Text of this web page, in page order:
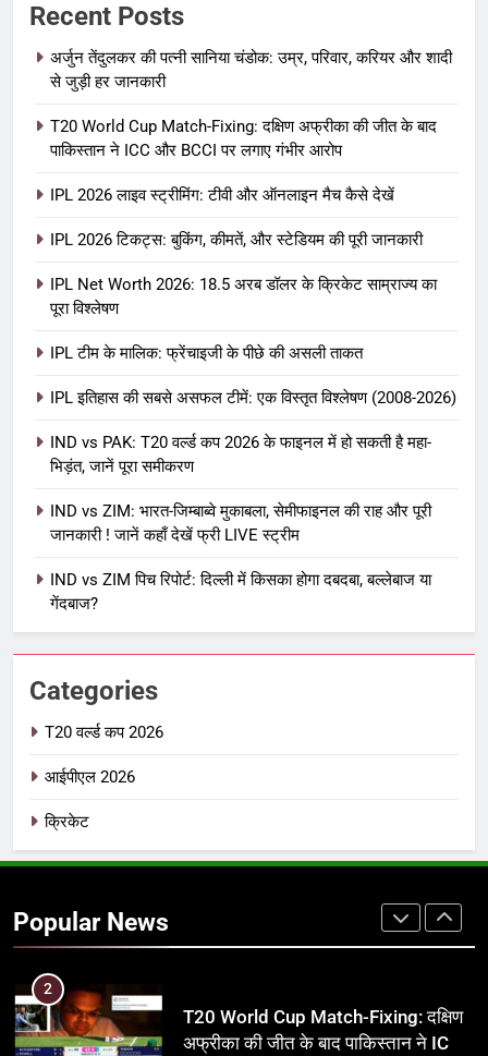
Recent Posts
अर्जुन तेंदुलकर की पत्नी सानिया चंडोक: उम्र, परिवार, करियर और शादी
से जुड़ी हर जानकारी
T20 World Cup Match-Fixing: दक्षिण अफ्रीका की जीत के बाद
पाकिस्तान ने ICC और BCCI पर लगाए गंभीर आरोप
IPL 2026 लाइव स्ट्रीमिंग: टीवी और ऑनलाइन मैच कैसे देखें
IPL 2026 टिकट्स: बुकिंग, कीमतें, और स्टेडियम की पूरी जानकारी
IPL Net Worth 2026: 18.5 अरब डॉलर के क्रिकेट साम्राज्य का
पूरा विश्लेषण
IPL टीम के मालिक: फ्रेंचाइजी के पीछे की असली ताकत
IPL इतिहास की सबसे असफल टीमें: एक विस्तृत विश्लेषण (2008-2026)
IND vs PAK: T20 वर्ल्ड कप 2026 के फाइनल में हो सकती है महा-
भिड़ंत, जानें पूरा समीकरण
IND vs ZIM: भारत-जिम्बाब्वे मुकाबला, सेमीफाइनल की राह और पूरी
जानकारी ! जानें कहाँ देखें फ्री LIVE स्ट्रीम
IND vs ZIM पिच रिपोर्ट: दिल्ली में किसका होगा दबदबा, बल्लेबाज या
गेंदबाज?
Categories
T20 वर्ल्ड कप 2026
आईपीएल 2026
क्रिकेट
Popular News
IPL Net Worth 2026: 18.5 अरब डॉलर
आईपीएल 2026 क्रिकेट
IPL टीम के मालिक: फ्रेंचाइजी के पीछे की
असली ताकत
आईपीएल 2026 क्रिकेट
IPL इतिहास की सबसे असफल टीमें: एक
8
अर्जुन तेंदुलकर की पत्नी सानिया चंडोक:
उम्र, परिवार, करियर और शादी से जुड़ी हर
2
T20 World Cup Match-Fixing: दक्षिण
अफ्रीका की जीत के बाद पाकिस्तान ने ICC